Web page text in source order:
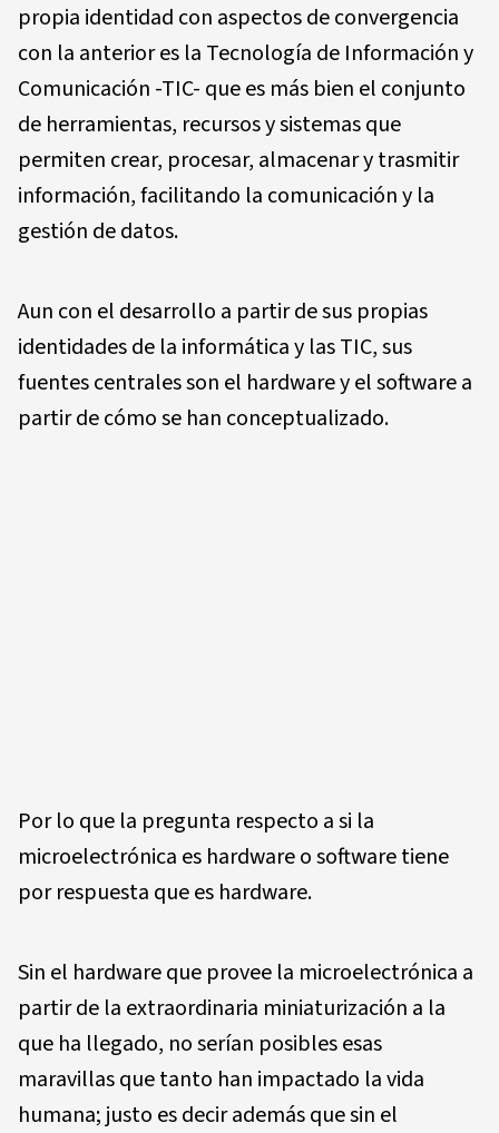
propia identidad con aspectos de convergencia
con la anterior es la Tecnología de Información y
Comunicación -TIC- que es más bien el conjunto
de herramientas, recursos y sistemas que
permiten crear, procesar, almacenar y trasmitir
información, facilitando la comunicación y la
gestión de datos.
Aun con el desarrollo a partir de sus propias
identidades de la informática y las TIC, sus
fuentes centrales son el hardware y el software a
partir de cómo se han conceptualizado.
Por lo que la pregunta respecto a si la
microelectrónica es hardware o software tiene
por respuesta que es hardware.
Sin el hardware que provee la microelectrónica a
partir de la extraordinaria miniaturización a la
que ha llegado, no serían posibles esas
maravillas que tanto han impactado la vida
humana; justo es decir además que sin el